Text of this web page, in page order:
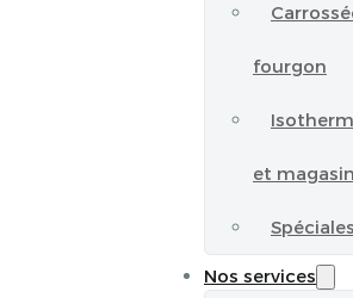
fourgon
et magasin
Spéciales
Nos services